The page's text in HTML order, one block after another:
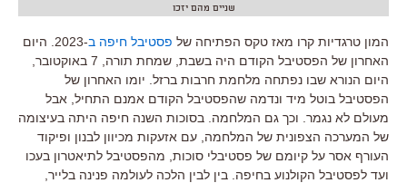
שניים מהם יזכו
המון טרגדיות קרו מאז טקס הפתיחה של פסטיבל חיפה ב-2023.
היום
האחרון של הפסטיבל הקודם היה בשבת שמחת תורה באוקטובר
היום הנורא שבו נפתחה מלחמת חרבות ברזל יומו האחרון של
הפסטיבל בוטל מיד ונדמה שהפסטיבל הקודם אמנם התחיל אבל
מעולם לא נגמר וכך גם המלחמה בסוכות השנה חיפה היתה בעיצומה
של המערכה הצפונית של המלחמה עם אזעקות מכיוון לבנון ופיקוד
העורף אסר על קיומם של פסטיבלי סוכות מהפסטיבל לתיאטרון בעכו
ועד לפסטיבל הקולנוע בחיפה בין לבין הלכה לעולמה פנינה בלייר